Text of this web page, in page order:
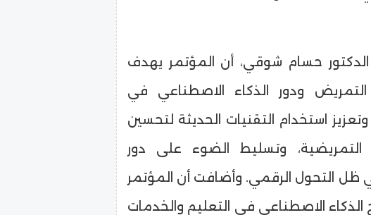
حسام شوقي، أن المؤتمر يهدف
ودور الذكاء الاصطناعي في
استخدام التقنيات الحديثة لتحسين
وتسليط الضوء على دور
ظل التحول الرقمي. وأضافت أن المؤتمر
الاصطناعي في التعليم والخدمات